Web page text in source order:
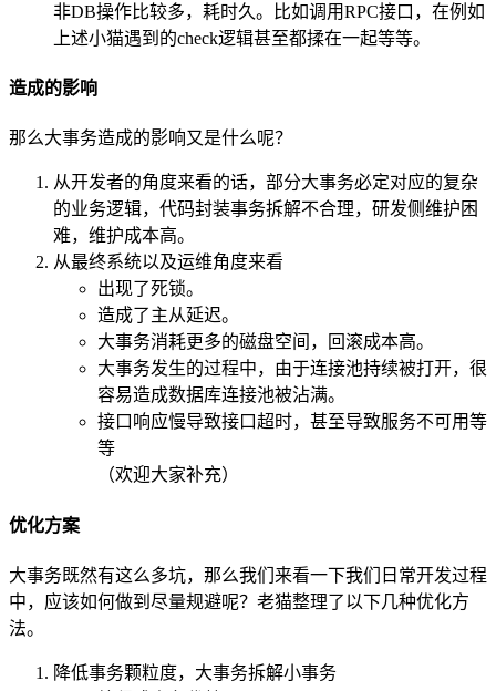
非DB操作比较多，耗时久。比如调用RPC接口，在例如
上述小猫遇到的check逻辑甚至都揉在一起等等。
造成的影响
那么大事务造成的影响又是什么呢？
从开发者的角度来看的话，部分大事务必定对应的复杂
的业务逻辑，代码封装事务拆解不合理，研发侧维护困
难，维护成本高。
从最终系统以及运维角度来看
出现了死锁。
造成了主从延迟。
大事务消耗更多的磁盘空间，回滚成本高。
大事务发生的过程中，由于连接池持续被打开，很
容易造成数据库连接池被沾满。
接口响应慢导致接口超时，甚至导致服务不可用等
等
（欢迎大家补充）
优化方案
大事务既然有这么多坑，那么我们来看一下我们日常开发过程
中，应该如何做到尽量规避呢？老猫整理了以下几种优化方
法。
降低事务颗粒度，大事务拆解小事务